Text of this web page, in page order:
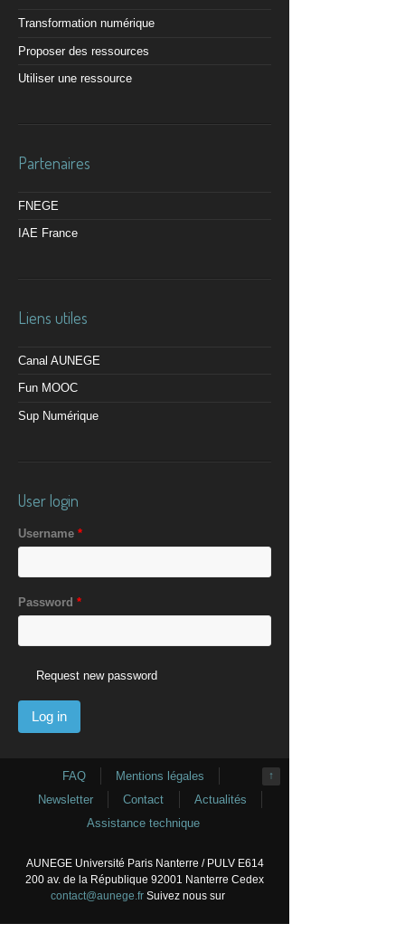
Transformation numérique
Proposer des ressources
Utiliser une ressource
Partenaires
FNEGE
IAE France
Liens utiles
Canal AUNEGE
Fun MOOC
Sup Numérique
User login
Username *
Password *
Request new password
↑
FAQ
Mentions légales
Newsletter
Contact
Actualités
Assistance technique
AUNEGE Université Paris Nanterre / PULV E614
200 av. de la République 92001 Nanterre Cedex
contact@aunege.frSuivez nous sur